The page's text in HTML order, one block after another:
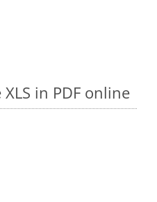
in PDF online